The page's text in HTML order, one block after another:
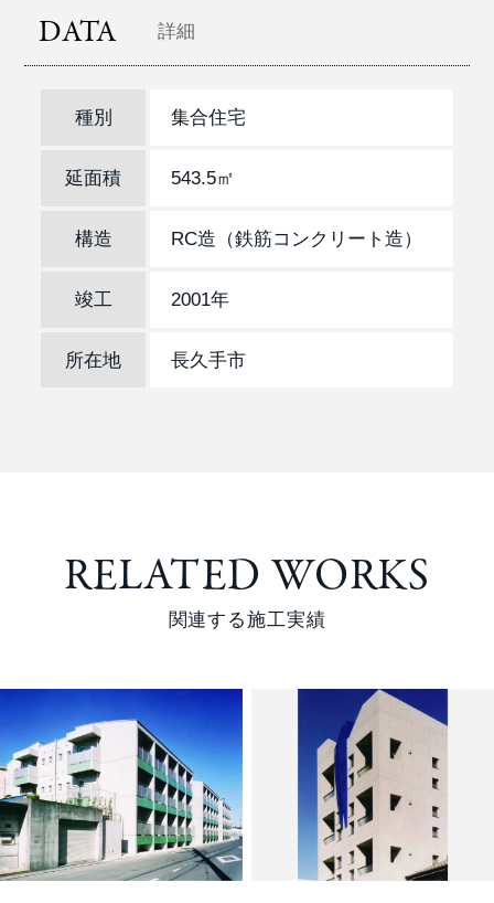
DATA 詳細
種別 集合住宅
延面積 543.5㎡
構造 RC造（鉄筋コンクリート造）
竣工 2001年
所在地 長久手市
RELATED WORKS
関連する施工実績